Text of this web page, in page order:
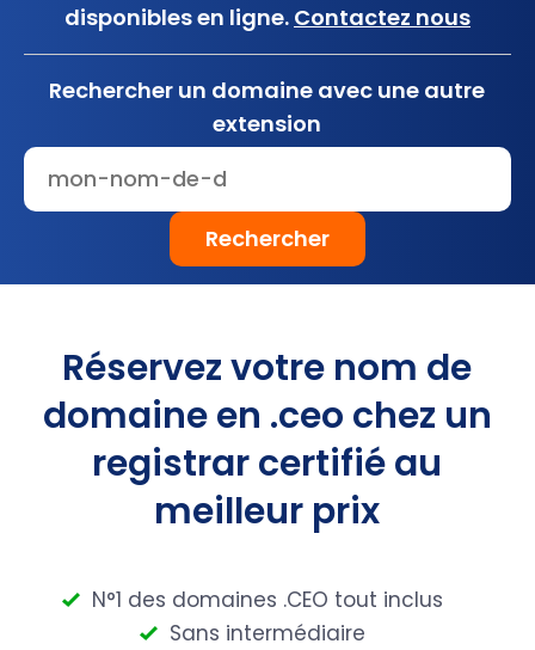
disponibles en ligne. Contactez nous
Rechercher un domaine avec une autre
extension
Rechercher
Réservez votre nom de
domaine en .ceo chez un
registrar certifié au
meilleur prix
N°1 des domaines .CEO tout inclus
Sans intermédiaire